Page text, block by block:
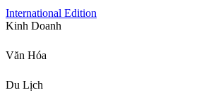
International Edition
Kinh Doanh
Văn Hóa
Du Lịch